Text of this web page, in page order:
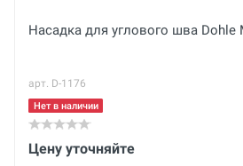
Насадка для углового шва Dohle
арт. D-1176
Нет в наличии
Цену уточняйте